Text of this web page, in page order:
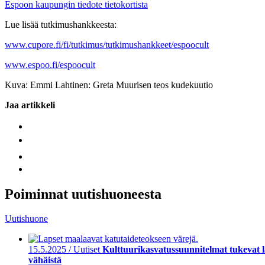
Espoon kaupungin tiedote tietokortista
Lue lisää tutkimushankkeesta:
www.cupore.fi/fi/tutkimus/tutkimushankkeet/espoocult
www.espoo.fi/espoocult
Kuva: Emmi Lahtinen: Greta Muurisen teos kudekuutio
Jaa artikkeli
Poiminnat uutishuoneesta
Uutishuone
15.5.2025 / UutisetKulttuurikasvatussuunnitelmat tukevat
vähäistä